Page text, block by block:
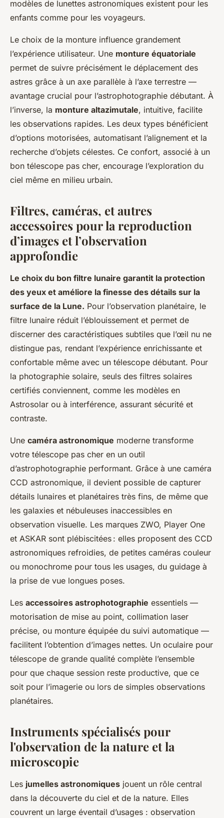
modèles de lunettes astronomiques existent pour les
enfants comme pour les voyageurs.
Le choix de la monture influence grandement
l’expérience utilisateur. Une monture équatoriale
permet de suivre précisément le déplacement des
astres grâce à un axe parallèle à l’axe terrestre —
avantage crucial pour l’astrophotographie débutant. À
l’inverse, la monture altazimutale, intuitive, facilite
les observations rapides. Les deux types bénéficient
d’options motorisées, automatisant l’alignement et la
recherche d’objets célestes. Ce confort, associé à un
bon télescope pas cher, encourage l’exploration du
ciel même en milieu urbain.
Filtres, caméras, et autres
accessoires pour la reproduction
d’images et l’observation
approfondie
Le choix du bon filtre lunaire garantit la protection
des yeux et améliore la finesse des détails sur la
surface de la Lune. Pour l’observation planétaire, le
filtre lunaire réduit l’éblouissement et permet de
discerner des caractéristiques subtiles que l’œil nu ne
distingue pas, rendant l’expérience enrichissante et
confortable même avec un télescope débutant. Pour
la photographie solaire, seuls des filtres solaires
certifiés conviennent, comme les modèles en
Astrosolar ou à interférence, assurant sécurité et
contraste.
Une caméra astronomique moderne transforme
votre télescope pas cher en un outil
d’astrophotographie performant. Grâce à une caméra
CCD astronomique, il devient possible de capturer
détails lunaires et planétaires très fins, de même que
les galaxies et nébuleuses inaccessibles en
observation visuelle. Les marques ZWO, Player One
et ASKAR sont plébiscitées : elles proposent des CCD
astronomiques refroidies, de petites caméras couleur
ou monochrome pour tous les usages, du guidage à
la prise de vue longues poses.
Les accessoires astrophotographie essentiels —
motorisation de mise au point, collimation laser
précise, ou monture équipée du suivi automatique —
facilitent l’obtention d’images nettes. Un oculaire pour
télescope de grande qualité complète l’ensemble
pour que chaque session reste productive, que ce
soit pour l’imagerie ou lors de simples observations
planétaires.
Instruments spécialisés pour
l'observation de la nature et la
microscopie
Les jumelles astronomiques jouent un rôle central
dans la découverte du ciel et de la nature. Elles
couvrent un large éventail d’usages : observation